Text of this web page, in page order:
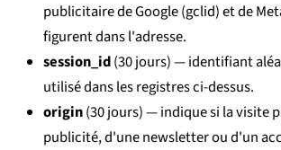
publicitaire de Google (gclid) et de
figurent dans l'adresse.
session_id(30 jours) — identifiant
utilisé dans les registres ci-dessus.
origin(30 jours) — indique si la visite
publicité, d'une newsletter ou d'un